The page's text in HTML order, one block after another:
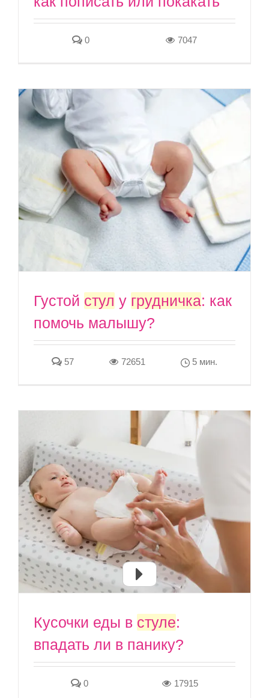
0 7047
Густой стул у грудничка: как
помочь малышу?
57 72651 5 мин.
Кусочки еды в стуле:
впадать ли в панику?
0 17915